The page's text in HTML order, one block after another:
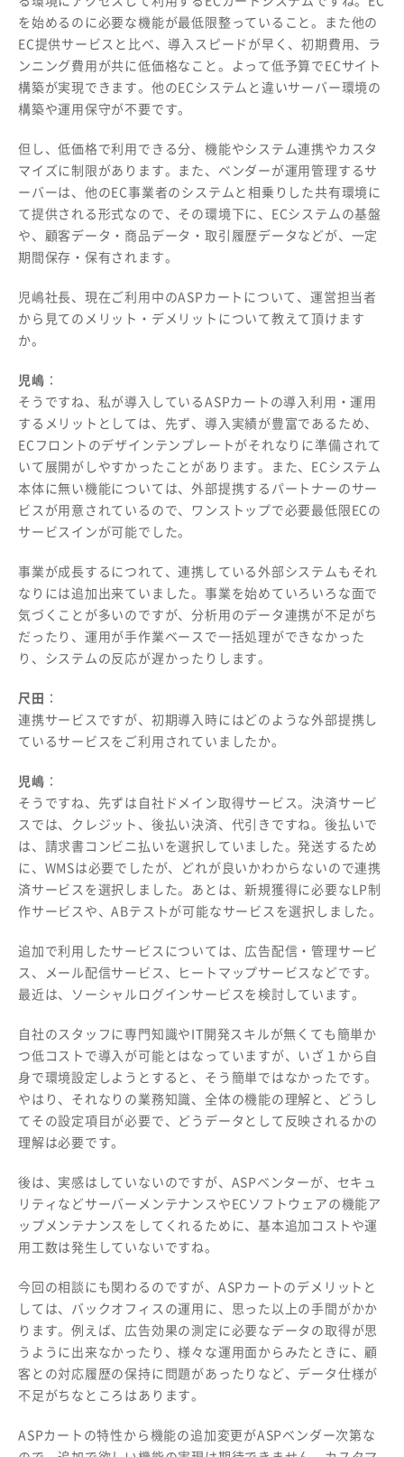
を始めるのに必要な機能が最低限整っていること。また他の
EC提供サービスと比べ、導入スピードが早く、初期費用、ラ
ンニング費用が共に低価格なこと。よって低予算でECサイト
構築が実現できます。他のECシステムと違いサーバー環境の
構築や運用保守が不要です。
但し、低価格で利用できる分、機能やシステム連携やカスタ
マイズに制限があります。また、ベンダーが運用管理するサ
ーバーは、他のEC事業者のシステムと相乗りした共有環境に
て提供される形式なので、その環境下に、ECシステムの基盤
や、顧客データ・商品データ・取引履歴データなどが、一定
期間保存・保有されます。
児嶋社長、現在ご利用中のASPカートについて、運営担当者
から見てのメリット・デメリットについて教えて頂けます
か。
児嶋 ：
そうですね、私が導入しているASPカートの導入利用・運用
するメリットとしては、先ず、導入実績が豊富であるため、
ECフロントのデザインテンプレートがそれなりに準備されて
いて展開がしやすかったことがあります。また、ECシステム
本体に無い機能については、外部提携するパートナーのサー
ビスが用意されているので、ワンストップで必要最低限ECの
サービスインが可能でした。
事業が成長するにつれて、連携している外部システムもそれ
なりには追加出来ていました。事業を始めていろいろな面で
気づくことが多いのですが、分析用のデータ連携が不足がち
だったり、運用が手作業ベースで一括処理ができなかった
り、システムの反応が遅かったりします。
尺田 ：
連携サービスですが、初期導入時にはどのような外部提携し
ているサービスをご利用されていましたか。
児嶋 ：
そうですね、先ずは自社ドメイン取得サービス。決済サービ
スでは、クレジット、後払い決済、代引きですね。後払いで
は、請求書コンビニ払いを選択していました。発送するため
に、WMSは必要でしたが、どれが良いかわからないので連携
済サービスを選択しました。あとは、新規獲得に必要なLP制
作サービスや、ABテストが可能なサービスを選択しました。
追加で利用したサービスについては、広告配信・管理サービ
ス、メール配信サービス、ヒートマップサービスなどです。
最近は、ソーシャルログインサービスを検討しています。
自社のスタッフに専門知識やIT開発スキルが無くても簡単か
つ低コストで導入が可能とはなっていますが、いざ１から自
身で環境設定しようとすると、そう簡単ではなかったです。
やはり、それなりの業務知識、全体の機能の理解と、どうし
てその設定項目が必要で、どうデータとして反映されるかの
理解は必要です。
後は、実感はしていないのですが、ASPベンターが、セキュ
リティなどサーバーメンテナンスやECソフトウェアの機能ア
ップメンテナンスをしてくれるために、基本追加コストや運
用工数は発生していないですね。
今回の相談にも関わるのですが、ASPカートのデメリットと
しては、バックオフィスの運用に、思った以上の手間がかか
ります。例えば、広告効果の測定に必要なデータの取得が思
うように出来なかったり、様々な運用面からみたときに、顧
客との対応履歴の保持に問題があったりなど、データ仕様が
不足がちなところはあります。
ASPカートの特性から機能の追加変更がASPベンダー次第な